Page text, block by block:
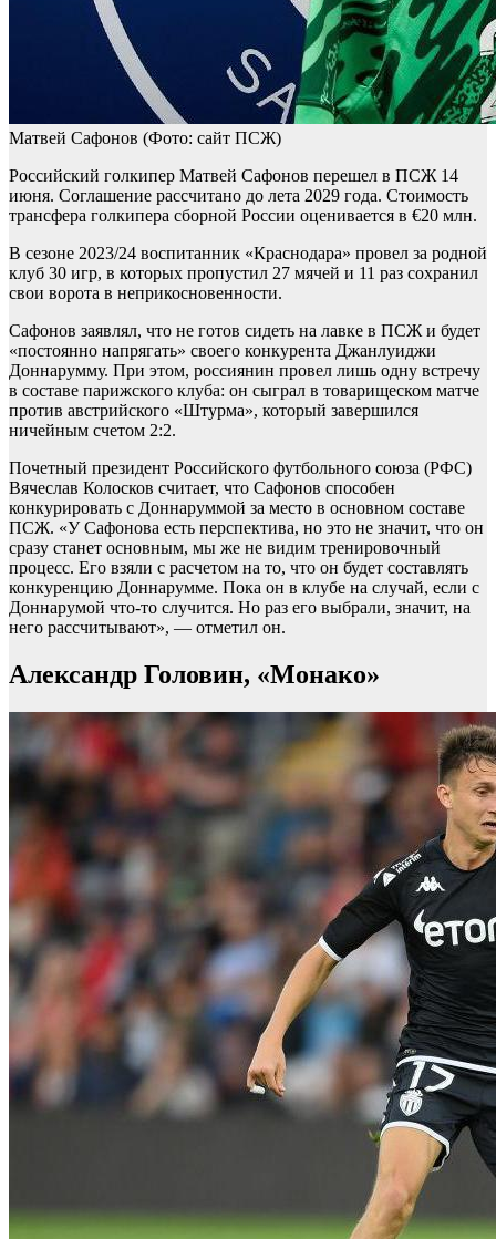
Матвей Сафонов (Фото: сайт ПСЖ)
Российский голкипер Матвей Сафонов перешел в ПСЖ 14
июня. Соглашение рассчитано до лета 2029 года. Стоимость
трансфера голкипера сборной России оценивается в €20 млн.
В сезоне 2023/24 воспитанник «Краснодара» провел за родной
клуб 30 игр, в которых пропустил 27 мячей и 11 раз сохранил
свои ворота в неприкосновенности.
Сафонов заявлял, что не готов сидеть на лавке в ПСЖ и будет
«постоянно напрягать» своего конкурента Джанлуиджи
Доннарумму. При этом, россиянин провел лишь одну встречу
в составе парижского клуба: он сыграл в товарищеском матче
против австрийского «Штурма», который завершился
ничейным счетом 2:2.
Почетный президент Российского футбольного союза (РФС)
Вячеслав Колосков считает, что Сафонов способен
конкурировать с Доннаруммой за место в основном составе
ПСЖ. «У Сафонова есть перспектива, но это не значит, что он
сразу станет основным, мы же не видим тренировочный
процесс. Его взяли с расчетом на то, что он будет составлять
конкуренцию Доннарумме. Пока он в клубе на случай, если с
Доннарумой что-то случится. Но раз его выбрали, значит, на
него рассчитывают», — отметил он.
Александр Головин, «Монако»